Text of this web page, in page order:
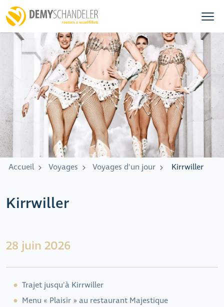
Accueil Voyages Voyages d'un jour Kirrwiller
Kirrwiller
28 juin 2026
Trajet jusqu'à Kirrwiller
Menu « Plaisir » au restaurant Majestique